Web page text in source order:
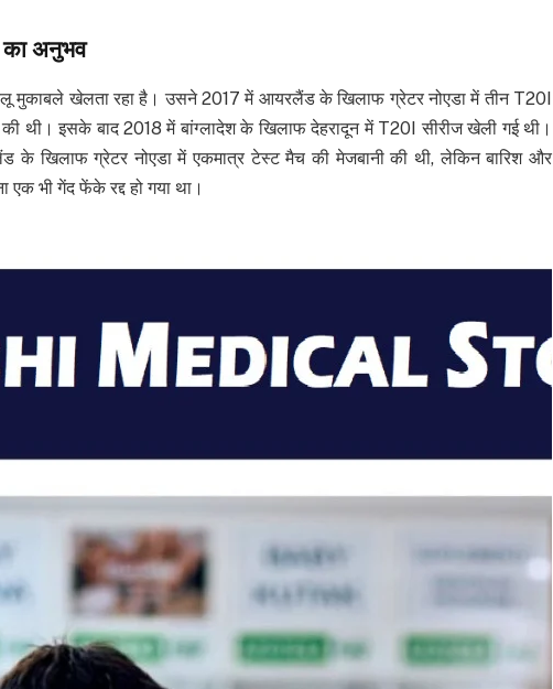
का अनुभव
मुकाबले खेलता रहा है। उसने 2017 में आयरलैंड के खिलाफ ग्रेटर नोएडा में तीन T20I
थी। इसके बाद 2018 में बांग्लादेश के खिलाफ देहरादून में T20I सीरीज खेली गई थी।
के खिलाफ ग्रेटर नोएडा में एकमात्र टेस्ट मैच की मेजबानी की थी, लेकिन बारिश और
भी गेंद फेंके रद्द हो गया था।